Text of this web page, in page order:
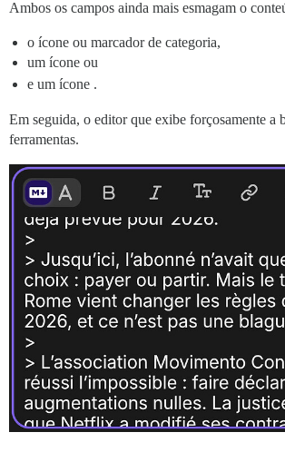
Ambos os campos ainda mais esmagam o
o ícone ou marcador de categoria,
um ícone ou
e um ícone .
Em seguida, o editor que exibe forçosamente a
ferramentas.